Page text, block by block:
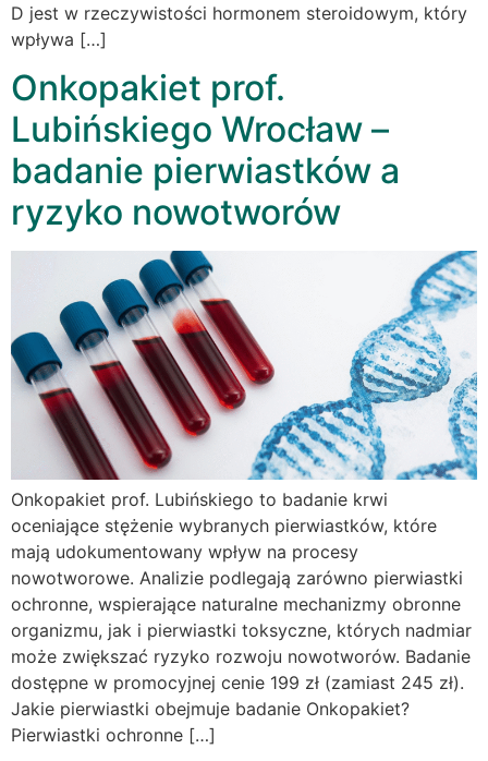
D jest w rzeczywistości hormonem steroidowym, który
wpływa […]
Onkopakiet prof.
Lubińskiego Wrocław –
badanie pierwiastków a
ryzyko nowotworów
Onkopakiet prof. Lubińskiego to badanie krwi
oceniające stężenie wybranych pierwiastków, które
mają udokumentowany wpływ na procesy
nowotworowe. Analizie podlegają zarówno pierwiastki
ochronne, wspierające naturalne mechanizmy obronne
organizmu, jak i pierwiastki toksyczne, których nadmiar
może zwiększać ryzyko rozwoju nowotworów. Badanie
dostępne w promocyjnej cenie 199 zł (zamiast 245 zł).
Jakie pierwiastki obejmuje badanie Onkopakiet?
Pierwiastki ochronne […]